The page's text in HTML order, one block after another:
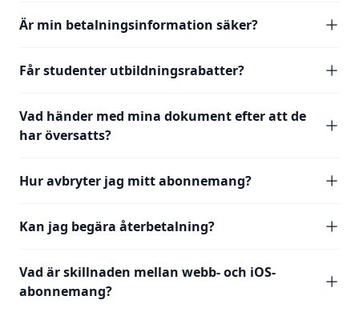
Är min betalningsinformation säker?
Får studenter utbildningsrabatter?
Vad händer med mina dokument efter att de
har översatts?
Hur avbryter jag mitt abonnemang?
Kan jag begära återbetalning?
Vad är skillnaden mellan webb- och iOS-
abonnemang?